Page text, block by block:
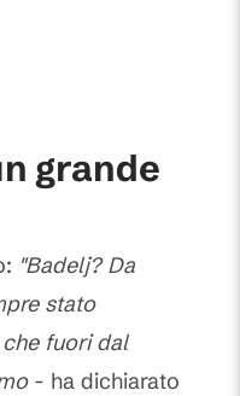
grande
"Badelj? Da
stato
fuori dal
- ha dichiarato